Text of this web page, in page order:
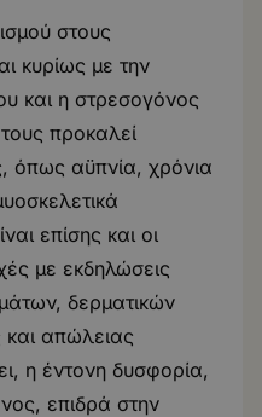
στους
κυρίως με την
και η στρεσογόνος
προκαλεί
όπως αϋπνία, χρόνια
επίσης και οι
με εκδηλώσεις
δερματικών
απώλειας
η έντονη δυσφορία,
επιδρά στην